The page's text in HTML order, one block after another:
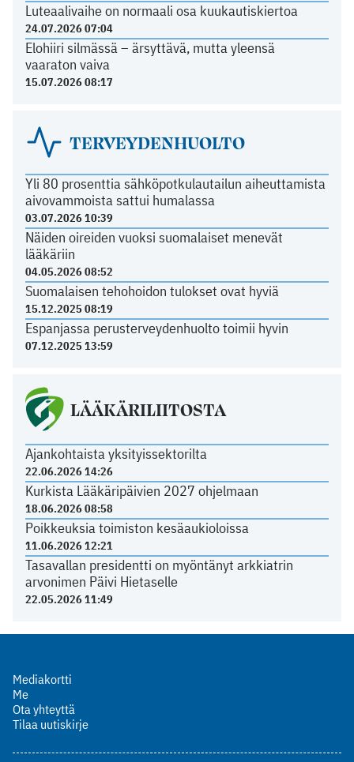
Luteaalivaihe on normaali osa kuukautiskiertoa
24.07.2026 07:04
Elohiiri silmässä – ärsyttävä, mutta yleensä
vaaraton vaiva
15.07.2026 08:17
TERVEYDENHUOLTO
Yli 80 prosenttia sähköpotkulautailun aiheuttamista
aivovammoista sattui humalassa
03.07.2026 10:39
Näiden oireiden vuoksi suomalaiset menevät
lääkäriin
04.05.2026 08:52
Suomalaisen tehohoidon tulokset ovat hyviä
15.12.2025 08:19
Espanjassa perusterveydenhuolto toimii hyvin
07.12.2025 13:59
LÄÄKÄRILIITOSTA
Ajankohtaista yksityissektorilta
22.06.2026 14:26
Kurkista Lääkäripäivien 2027 ohjelmaan
18.06.2026 08:58
Poikkeuksia toimiston kesäaukioloissa
11.06.2026 12:21
Tasavallan presidentti on myöntänyt arkkiatrin
arvonimen Päivi Hietaselle
22.05.2026 11:49
Mediakortti
Me
Ota yhteyttä
Tilaa uutiskirje